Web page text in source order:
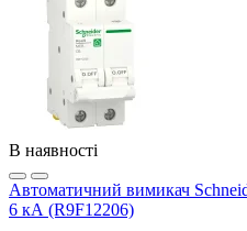
В наявності
Автоматичний вимикач
6 кА (R9F12206)